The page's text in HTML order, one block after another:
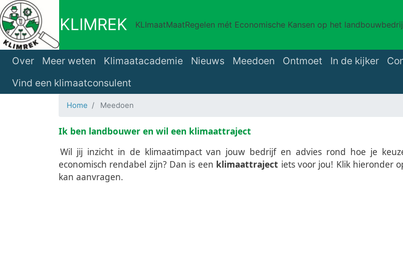
Overslaan
en
naar
de
gaan
KLIMREK KLImaatMaatRegelen mét Economische Kansen op het
Main navigation
Over Meer weten Klimaatacademie Nieuws Meedoen Ontmoet In de kijker
Vind een klimaatconsulent
Home Meedoen
Ik ben landbouwer en wil een klimaattraject
Wil jij inzicht in de klimaatimpact van jouw bedrijf en advies rond hoe je
economisch rendabel zijn? Dan is een klimaattraject iets voor jou! Klik hieronder
kan aanvragen.